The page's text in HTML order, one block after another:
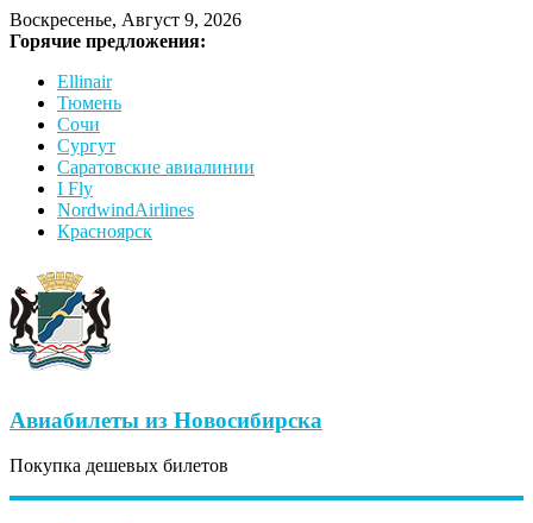
Воскресенье, Август 9, 2026
Горячие предложения:
Ellinair
Тюмень
Сочи
Сургут
Саратовские авиалинии
I Fly
NordwindAirlines
Красноярск
Авиабилеты из Новосибирска
Покупка дешевых билетов